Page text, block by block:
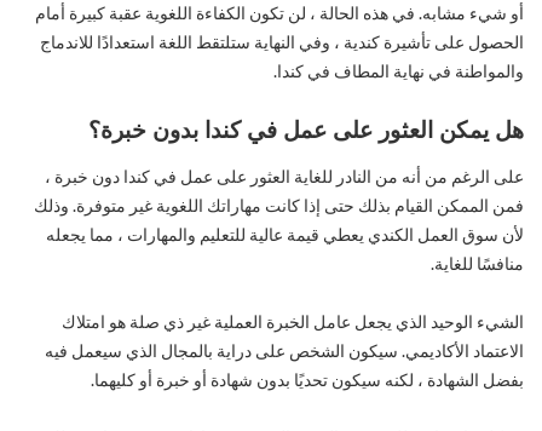
أو شيء مشابه. في هذه الحالة ، لن تكون الكفاءة اللغوية عقبة كبيرة أمام
الحصول على تأشيرة كندية ، وفي النهاية ستلتقط اللغة استعدادًا للاندماج
والمواطنة في نهاية المطاف في كندا.
هل يمكن العثور على عمل في كندا بدون خبرة؟
على الرغم من أنه من النادر للغاية العثور على عمل في كندا دون خبرة ،
فمن الممكن القيام بذلك حتى إذا كانت مهاراتك اللغوية غير متوفرة. وذلك
لأن سوق العمل الكندي يعطي قيمة عالية للتعليم والمهارات ، مما يجعله
منافسًا للغاية.
الشيء الوحيد الذي يجعل عامل الخبرة العملية غير ذي صلة هو امتلاك
الاعتماد الأكاديمي. سيكون الشخص على دراية بالمجال الذي سيعمل فيه
بفضل الشهادة ، لكنه سيكون تحديًا بدون شهادة أو خبرة أو كليهما.